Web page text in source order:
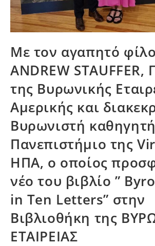
Με τον αγαπητό φίλο
ANDREW
της Βυρωνικής
Αμερικής και
Βυρωνιστή
Πανεπιστήμιο της
ΗΠΑ, ο οποίος
νέο του βιβλίο ”
in Ten Letters” στην
Βιβλιοθήκη της
ΕΤΑΙΡΕΙΑΣ